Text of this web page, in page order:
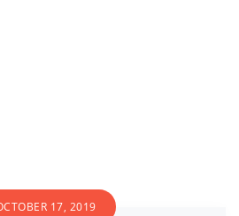
17, 2019